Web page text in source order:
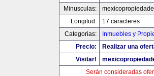
Minusculas:
Longitud:
17 caracteres
Categorias:
Inmuebles y
Precio:
Realizar una
Visitar!
Serán consideradas